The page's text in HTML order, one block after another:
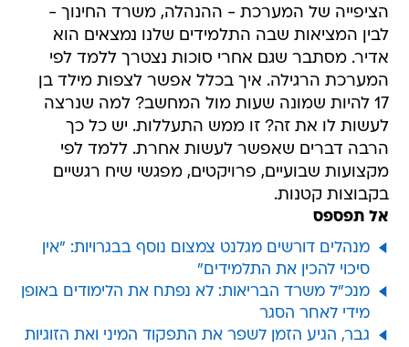
הציפייה של המערכת - ההנהלה, משרד החינוך -
לבין המציאות שבה התלמידים שלנו נמצאים הוא
אדיר. מסתבר שגם אחרי סוכות נצטרך ללמד לפי
המערכת הרגילה. איך בכלל אפשר לצפות מילד בן
17 להיות שמונה שעות מול המחשב? למה שנרצה
לעשות לו את זה? זו ממש התעללות. יש כל כך
הרבה דברים שאפשר לעשות אחרת. ללמד לפי
מקצועות שבועיים, פרויקטים, מפגשי שיח רגשיים
בקבוצות קטנות.
אל תפספס
מנהלים דורשים מגלנט צמצום נוסף בבגרויות: "אין
סיכוי להכין את התלמידים"
מנכ"ל משרד הבריאות: לא נפתח את הלימודים באופן
מידי לאחר הסגר
גבר, הגיע הזמן לשפר את התפקוד המיני ואת הזוגיות